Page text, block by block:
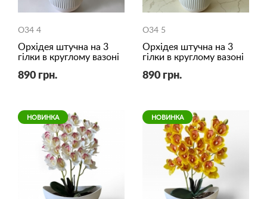
O34 4
Орхідея штучна на 3
гілки в круглому вазоні
890 грн.
O34 5
Орхідея штучна на 3
гілки в круглому вазоні
890 грн.
НОВИНКА НОВИНКА